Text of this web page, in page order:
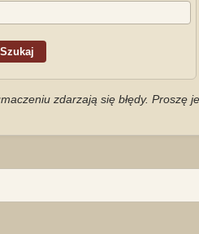
zdarzają się błędy. Proszę